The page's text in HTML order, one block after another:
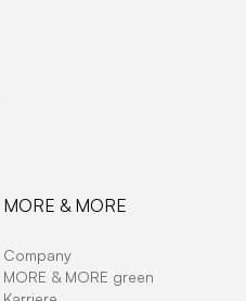
MORE & MORE
Company
MORE & MORE green